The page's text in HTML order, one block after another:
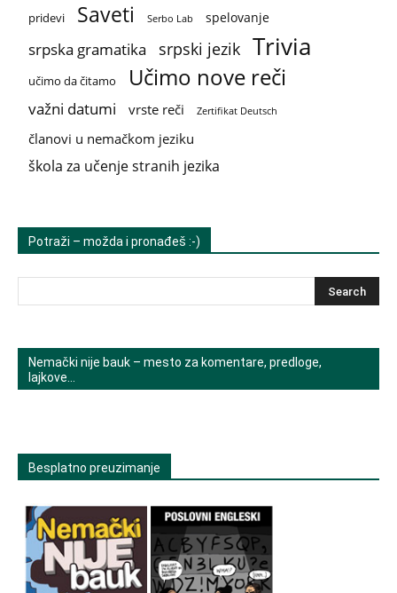
pridevi Saveti Serbo Lab spelovanje
srpska gramatika srpski jezik Trivia
učimo da čitamo Učimo nove reči
važni datumi vrste reči Zertifikat Deutsch
članovi u nemačkom jeziku
škola za učenje stranih jezika
Potraži – možda i pronađeš :-)
Nemački nije bauk – mesto za komentare, predloge,
lajkove…
Besplatno preuzimanje